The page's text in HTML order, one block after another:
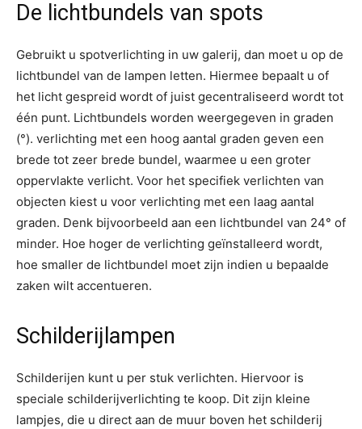
De lichtbundels van spots
Gebruikt u spotverlichting in uw galerij, dan moet u op de
lichtbundel van de lampen letten. Hiermee bepaalt u of
het licht gespreid wordt of juist gecentraliseerd wordt tot
één punt. Lichtbundels worden weergegeven in graden
(°). verlichting met een hoog aantal graden geven een
brede tot zeer brede bundel, waarmee u een groter
oppervlakte verlicht. Voor het specifiek verlichten van
objecten kiest u voor verlichting met een laag aantal
graden. Denk bijvoorbeeld aan een lichtbundel van 24° of
minder. Hoe hoger de verlichting geïnstalleerd wordt,
hoe smaller de lichtbundel moet zijn indien u bepaalde
zaken wilt accentueren.
Schilderijlampen
Schilderijen kunt u per stuk verlichten. Hiervoor is
speciale schilderijverlichting te koop. Dit zijn kleine
lampjes, die u direct aan de muur boven het schilderij